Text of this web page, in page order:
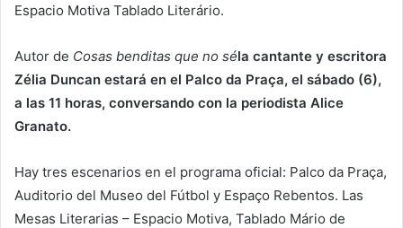
Espacio Motiva Tablado Literário.
Autor de Cosas benditas que no séla cantante y escritora
Zélia Duncan estará en el Palco da Praça, el sábado (6),
a las 11 horas, conversando con la periodista Alice
Granato.
Hay tres escenarios en el programa oficial: Palco da Praça,
Auditorio del Museo del Fútbol y Espaço Rebentos. Las
Mesas Literarias – Espacio Motiva, Tablado Mário de